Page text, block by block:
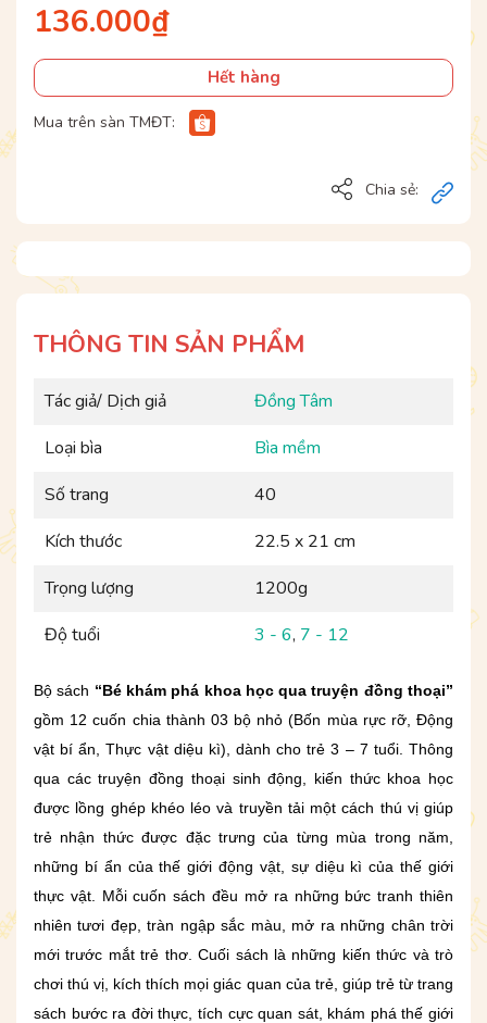
136.000₫
Hết hàng
Mua trên sàn TMĐT:
Chia sẻ:
THÔNG TIN SẢN PHẨM
Tác giả/ Dịch giả
Đồng Tâm
Loại bìa
Bìa mềm
Số trang
40
Kích thước
22.5 x 21 cm
Trọng lượng
1200g
Độ tuổi
3 - 6, 7 - 12
Bộ sách “Bé khám phá khoa học qua truyện đồng thoại”
gồm 12 cuốn chia thành 03 bộ nhỏ (Bốn mùa rực rỡ, Động
vật bí ẩn, Thực vật diệu kì), dành cho trẻ 3 – 7 tuổi. Thông
qua các truyện đồng thoại sinh động, kiến thức khoa học
được lồng ghép khéo léo và truyền tải một cách thú vị giúp
trẻ nhận thức được đặc trưng của từng mùa trong năm,
những bí ẩn của thế giới động vật, sự diệu kì của thế giới
thực vật. Mỗi cuốn sách đều mở ra những bức tranh thiên
nhiên tươi đẹp, tràn ngập sắc màu, mở ra những chân trời
mới trước mắt trẻ thơ. Cuối sách là những kiến thức và trò
chơi thú vị, kích thích mọi giác quan của trẻ, giúp trẻ từ trang
sách bước ra đời thực, tích cực quan sát, khám phá thế giới